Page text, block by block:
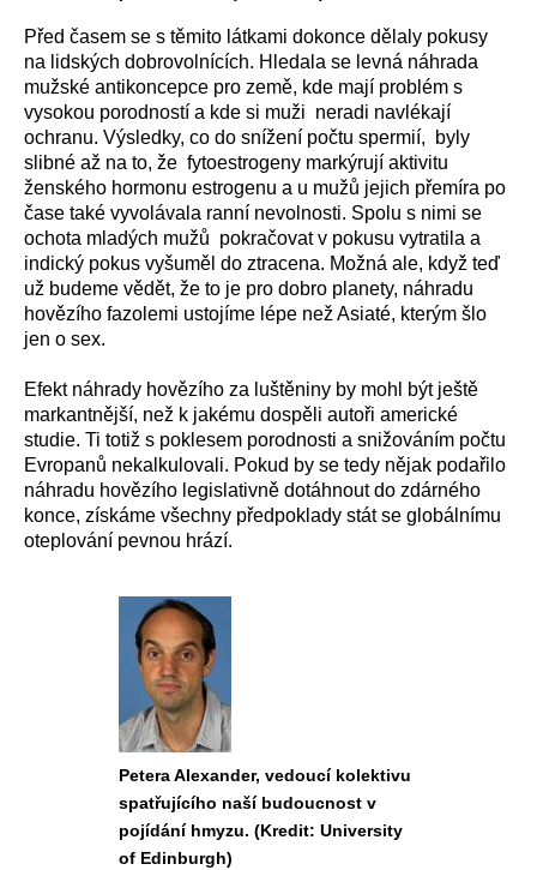
Před časem se s těmito látkami dokonce dělaly pokusy
na lidských dobrovolnících. Hledala se levná náhrada
mužské antikoncepce pro země, kde mají problém s
vysokou porodností a kde si muži neradi navlékají
ochranu. Výsledky, co do snížení počtu spermií, byly
slibné až na to, že fytoestrogeny markýrují aktivitu
ženského hormonu estrogenu a u mužů jejich přemíra po
čase také vyvolávala ranní nevolnosti. Spolu s nimi se
ochota mladých mužů pokračovat v pokusu vytratila a
indický pokus vyšuměl do ztracena. Možná ale, když teď
už budeme vědět, že to je pro dobro planety, náhradu
hovězího fazolemi ustojíme lépe než Asiaté, kterým šlo
jen o sex.
Efekt náhrady hovězího za luštěniny by mohl být ještě
markantnější, než k jakému dospěli autoři americké
studie. Ti totiž s poklesem porodnosti a snižováním počtu
Evropanů nekalkulovali. Pokud by se tedy nějak podařilo
náhradu hovězího legislativně dotáhnout do zdárného
konce, získáme všechny předpoklady stát se globálnímu
oteplování pevnou hrází.
Petera Alexander, vedoucí kolektivu
spatřujícího naší budoucnost v
pojídání hmyzu. (Kredit: University
of Edinburgh)